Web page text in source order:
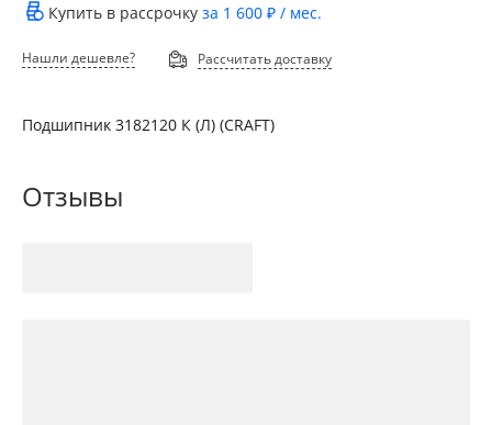
Купить в рассрочку за 1 600 ₽ / мес.
Нашли дешевле? Рассчитать доставку
Подшипник 3182120 К (Л) (CRAFT)
Отзывы